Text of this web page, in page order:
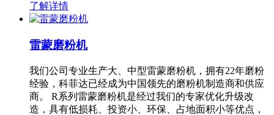
了解详情
雷蒙磨粉机
我们公司专业生产大、中型雷蒙磨粉机，拥有22年磨粉
经验，科菲达已经成为中国领先的磨粉机制造商和供应
商。 R系列雷蒙磨粉机是经过我们的专家优化升级改
造，具有低损耗、投资小、环保、占地面积小等优点，